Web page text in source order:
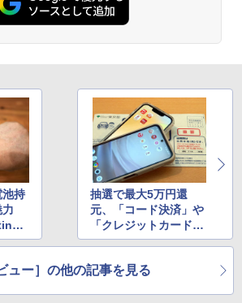
池持
力
って
抽選で最大5万円還
元、「コード決済」や
「クレジットカード」
も 2025年の自動車税
はどれ？
ュー］の他の記事を見る